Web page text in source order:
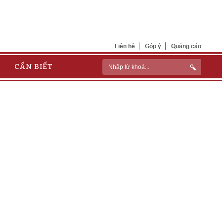
Liên hệ Góp ý Quảng cáo
CẦN BIẾT